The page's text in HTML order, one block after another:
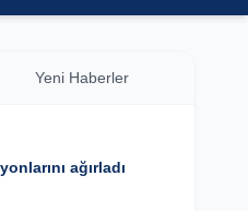
Yeni Haberler
ağırladı